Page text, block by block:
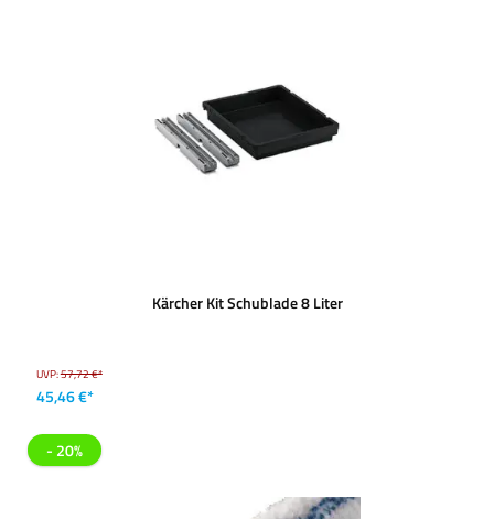
Kärcher Kit Schublade 8 Liter
UVP:57,72 €*
45,46 €*
- 20%